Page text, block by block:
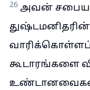
26 அவன்
கூடாரங்களை